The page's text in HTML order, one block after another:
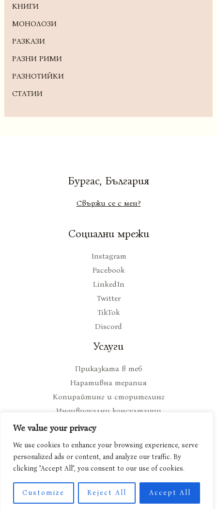
We value your privacy
We use cookies to enhance your browsing experience, serve
personalized ads or content, and analyze our traffic. By
clicking "Accept All", you consent to our use of cookies.
Customize Reject All Accept All
КНИГИ
МОНОЛОЗИ
РАЗКАЗИ
РАЗНИ РИМИ
РАЗНОТИЙКИ
СТАТИИ
Бургас, България
Свържи се с мен?
Социални мрежи
Instagram
Facebook
LinkedIn
Twitter
TikTok
Discord
Услуги
Приказката в теб
Наративна терапия
Копирайтинг и сторителинг
Индивидуални консултации
Copyright © ami-tola.com 2026
подпомагане дейността на Издателство Ами Тола.